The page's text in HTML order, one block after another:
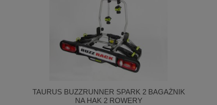
TAURUS BUZZRUNNER SPARK 2 BAGAŻNIK
NA HAK 2 ROWERY